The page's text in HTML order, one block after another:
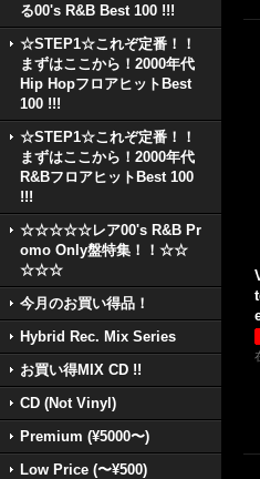
る00's R&B Best 100 !!!
☆STEP1☆これぞ定番！！
まずはここから！2000年代
Hip HopフロアヒットBest
100 !!!
☆STEP1☆これぞ定番！！
まずはここから！2000年代
R&BフロアヒットBest 100
!!!
☆☆☆☆☆レア00's R&B Pr
omo Only盤特集！！☆☆
☆☆☆
今月のお買い得品！
Hybrid Rec. Mix Series
お買い得MIX CD !!
CD (Not Vinyl)
Premium (¥5000〜)
Low Price (〜¥500)